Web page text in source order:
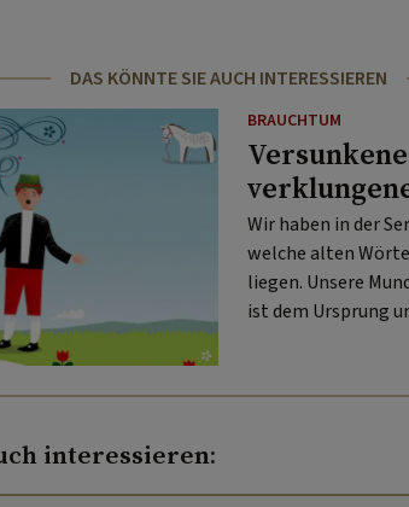
DAS KÖNNTE SIE AUCH INTERESSIEREN
BRAUCHTUM
Wir haben in der
welche alten
liegen. Unsere
ist dem Ursprung
interessieren: